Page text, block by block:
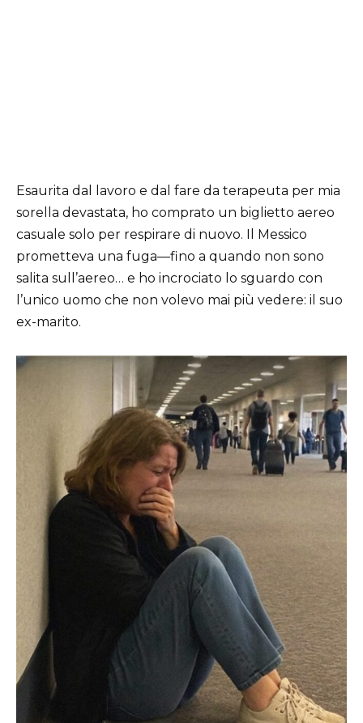
Esaurita dal lavoro e dal fare da terapeuta per mia
sorella devastata, ho comprato un biglietto aereo
casuale solo per respirare di nuovo. Il Messico
prometteva una fuga—fino a quando non sono
salita sull’aereo… e ho incrociato lo sguardo con
l’unico uomo che non volevo mai più vedere: il suo
ex-marito.